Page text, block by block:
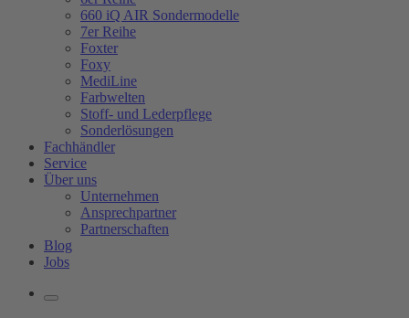
660 iQ AIR Sondermodelle
7er Reihe
Foxter
Foxy
MediLine
Farbwelten
Stoff- und Lederpflege
Sonderlösungen
Fachhändler
Service
Über uns
Unternehmen
Ansprechpartner
Partnerschaften
Blog
Jobs